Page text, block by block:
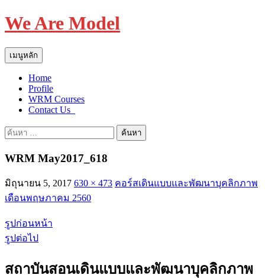
We Are Model
ค้นหา
เมนูหลัก
ยัง
เนื้อหา
Home
Profile
WRM Courses
Contact Us_
ค้นหา
WRM May2017_618
มิถุนายน 5, 2017 630 × 473 คอร์สเดินแบบและพัฒนาบุคลิกภาพ
เดือนพฤษภาคม 2560
รูปก่อนหน้า
รูปต่อไป
สถาบันสอนเดินแบบและพัฒนาบุคลิกภาพ